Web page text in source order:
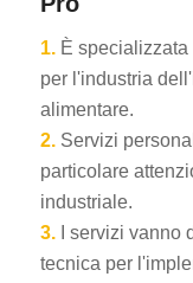
1.È specializzata
per l'industria
alimentare.
2. Servizi
particolare
industriale.
3.
I servizi
tecnica per